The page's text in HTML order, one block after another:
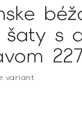
šaty s
variant